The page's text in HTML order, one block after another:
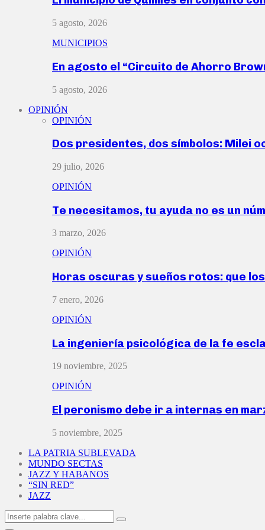
5 agosto, 2026
MUNICIPIOS
En agosto el “Circuito de Ahorro
5 agosto, 2026
OPINIÓN
OPINIÓN
Dos presidentes, dos símbolos: Milei
29 julio, 2026
OPINIÓN
Te necesitamos, tu ayuda no es un
3 marzo, 2026
OPINIÓN
Horas oscuras y sueños rotos: que
7 enero, 2026
OPINIÓN
La ingeniería psicológica de la fe
19 noviembre, 2025
OPINIÓN
El peronismo debe ir a internas en
5 noviembre, 2025
LA PATRIA SUBLEVADA
MUNDO SECTAS
JAZZ Y HABANOS
“SIN RED”
JAZZ
Search
for:
Search